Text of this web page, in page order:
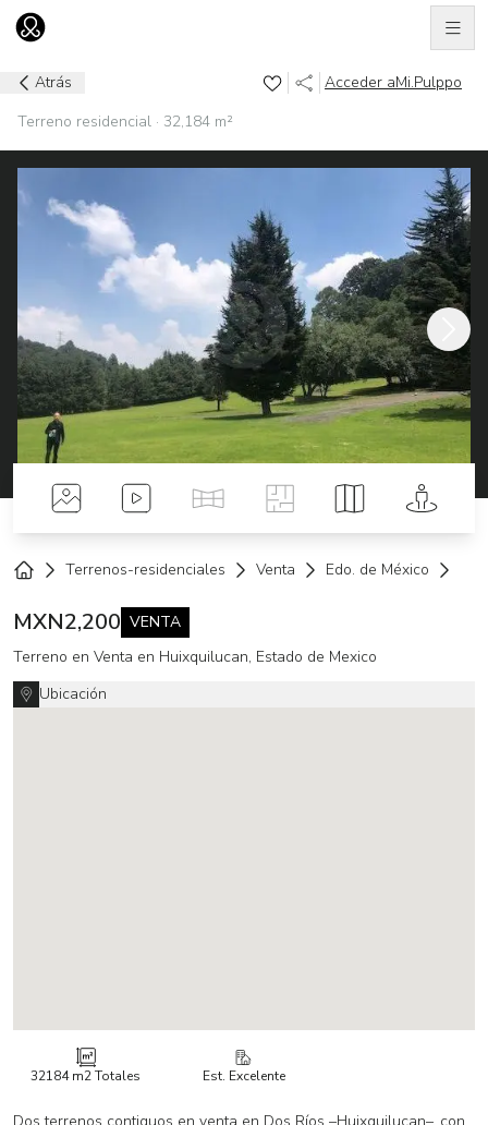
Ir al home
Atrás Acceder aMi.Pulppo
Terreno residencial · 32,184 m²
Fotos Videos Tour VirtualPlanos Mapa Street
Terrenos-residenciales Venta Edo. de México
MXN2,200 VENTA
Terreno en Venta en Huixquilucan, Estado de Mexico
Ubicación
32184 m2Totales Est. Excelente